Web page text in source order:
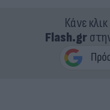
Κάνε
Flash.gr